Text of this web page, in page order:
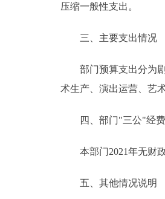
压缩一般性支出。
三、主要支出情况
部门预算支出分为剧
术生产、演出运营、艺
四、部门"三公"经费
本部门2021年无财政
五、其他情况说明